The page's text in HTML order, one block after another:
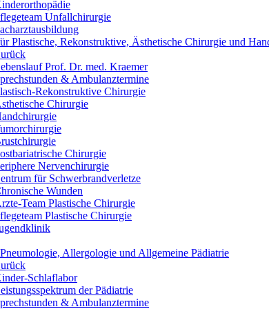
Unfallchirurgie
Plastische, Rekonstruktive, Ästhetische Chirurgie und
Prof. Dr. med. Kraemer
& Ambulanztermine
Rekonstruktive Chirurgie
Chirurgie
Chirurgie
Nervenchirurgie
für Schwerbrandverletze
Wunden
Team Plastische Chirurgie
Plastische Chirurgie
Allergologie und Allgemeine Pädiatrie
Schlaflabor
der Pädiatrie
& Ambulanztermine